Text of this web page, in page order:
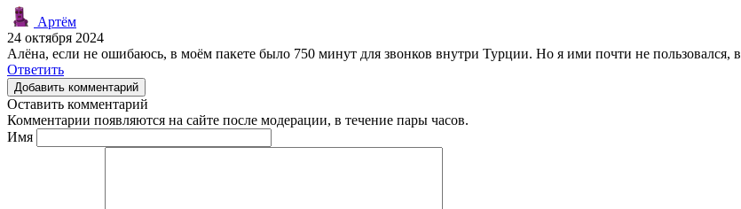
Артём
24 октября 2024
Алёна, если не ошибаюсь, в моём пакете было 750 минут для звонков внутри Турции. Но я ими почти не пользовался,
Ответить
Добавить комментарий
Оставить комментарий
Комментарии появляются на сайте после модерации, в течение пары часов.
Имя